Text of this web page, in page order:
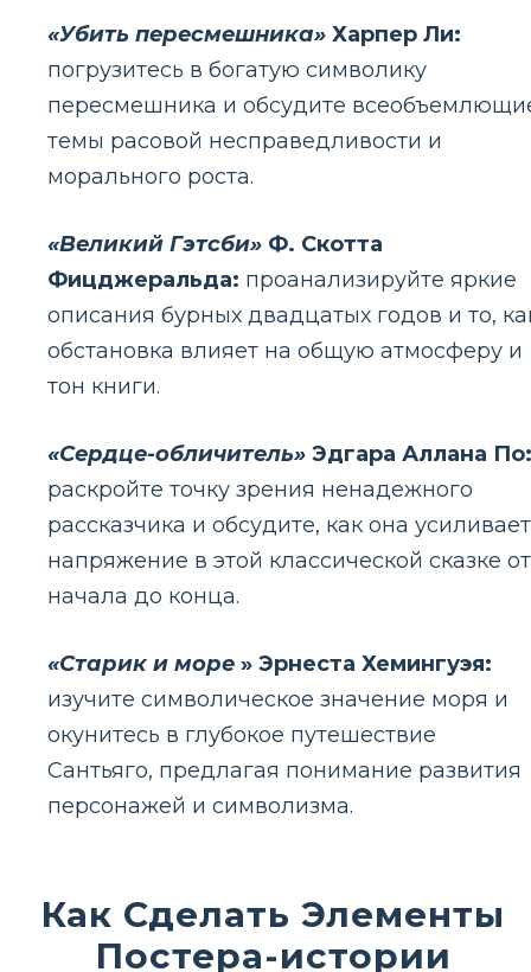
«Убить пересмешника» Харпер Ли:
погрузитесь в богатую символику
пересмешника и обсудите
темы расовой несправедливости и
морального роста.
«Великий Гэтсби» Ф. Скотта
Фицджеральда: проанализируйте яркие
описания бурных двадцатых годов и то,
обстановка влияет на общую атмосферу и
тон книги.
«Сердце-обличитель» Эдгара Аллана По:
раскройте точку зрения ненадежного
рассказчика и обсудите, как она усиливает
напряжение в этой классической сказке от
начала до конца.
«Старик и море » Эрнеста Хемингуэя:
изучите символическое значение моря и
окунитесь в глубокое путешествие
Сантьяго, предлагая понимание развития
персонажей и символизма.
Как Сделать Элементы
Постера-истории